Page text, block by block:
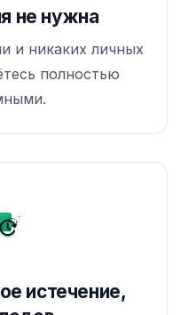
не нужна
и никаких личных
полностью
истечение,